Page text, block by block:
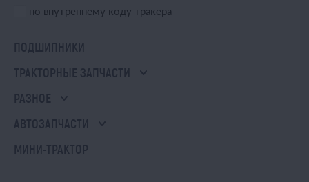
по внутреннему коду тракера
ПОДШИПНИКИ
ТРАКТОРНЫЕ ЗАПЧАСТИ
РАЗНОЕ
АВТОЗАПЧАСТИ
МИНИ-ТРАКТОР